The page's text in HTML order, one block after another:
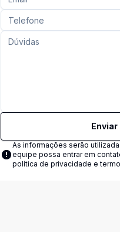
Enviar
As informações serão
equipe possa entrar em
política de privacidade e